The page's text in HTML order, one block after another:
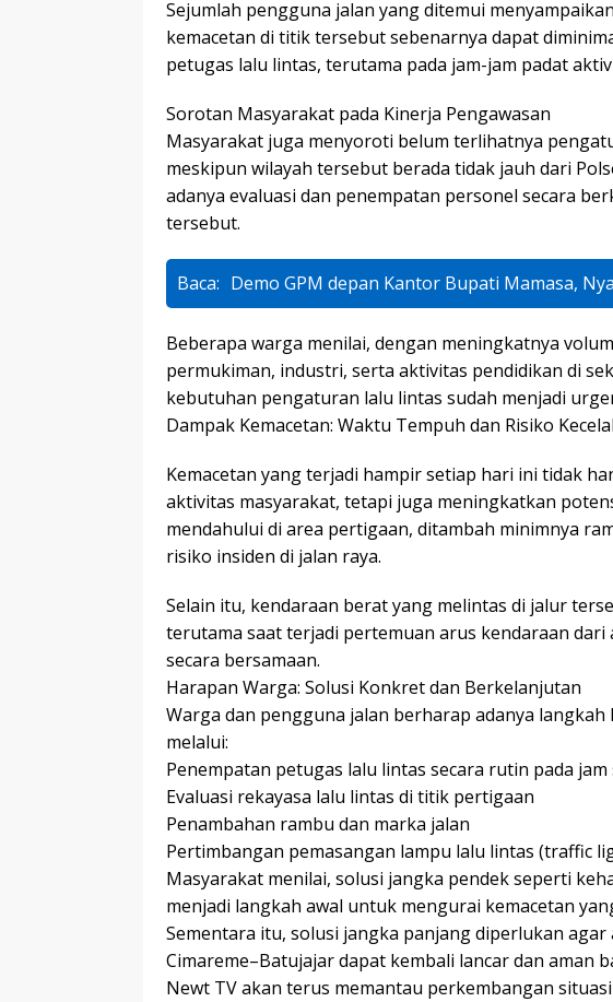
Sejumlah pengguna jalan yang ditemui
kemacetan di titik tersebut sebenarnya dapat
petugas lalu lintas, terutama pada jam-jam padat
Sorotan Masyarakat pada Kinerja Pengawasan
Masyarakat juga menyoroti belum terlihatnya
meskipun wilayah tersebut berada tidak jauh dari
adanya evaluasi dan penempatan personel secara
tersebut.
Baca: Demo GPM depan Kantor Bupati Mamasa,
Beberapa warga menilai, dengan meningkatnya
permukiman, industri, serta aktivitas pendidikan di
kebutuhan pengaturan lalu lintas sudah menjadi
Dampak Kemacetan: Waktu Tempuh dan Risiko
Kemacetan yang terjadi hampir setiap hari ini tidak
aktivitas masyarakat, tetapi juga meningkatkan
mendahului di area pertigaan, ditambah minimnya
risiko insiden di jalan raya.
Selain itu, kendaraan berat yang melintas di jalur
terutama saat terjadi pertemuan arus kendaraan dari
secara bersamaan.
Harapan Warga: Solusi Konkret dan Berkelanjutan
Warga dan pengguna jalan berharap adanya
melalui:
Penempatan petugas lalu lintas secara rutin pada
Evaluasi rekayasa lalu lintas di titik pertigaan
Penambahan rambu dan marka jalan
Pertimbangan pemasangan lampu lalu lintas (traffic
Masyarakat menilai, solusi jangka pendek seperti
menjadi langkah awal untuk mengurai kemacetan
Sementara itu, solusi jangka panjang diperlukan
Cimareme–Batujajar dapat kembali lancar dan aman
Newt TV akan terus memantau perkembangan